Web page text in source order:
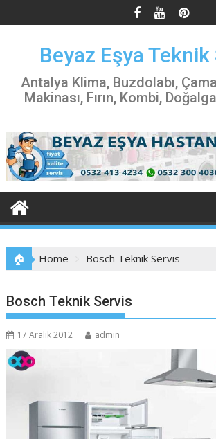
to
Beyaz Eşya Teknik
Antalya Klima, Buzdolabı,
Makinası, Fırın, Kombi,
🏠 Home Bosch Teknik Servis
Bosch Teknik Servis
17 Aralık 2012 admin